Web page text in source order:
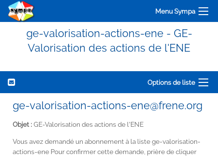
Menu Sympa
ge-valorisation-actions-ene - GE-
Valorisation des actions de l'ENE
Options de liste
ge-valorisation-actions-ene@frene.org
Objet :GE-Valorisation des actions de l'ENE
Vous avez demandé un abonnement à la liste ge-valorisation-
actions-ene Pour confirmer cette demande, prière de cliquer